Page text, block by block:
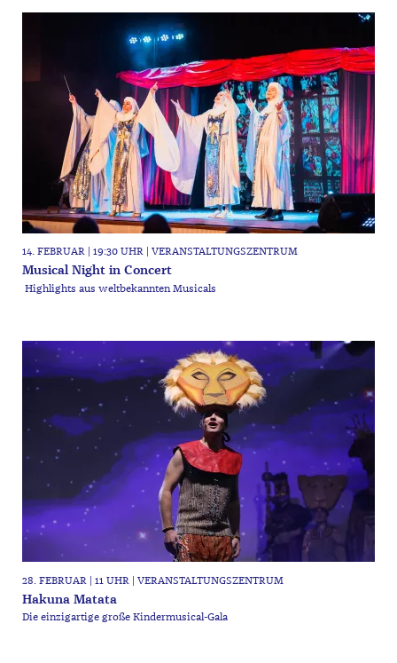
14. FEBRUAR | 19:30 UHR | VERANSTALTUNGSZENTRUM
Musical Night in Concert
Highlights aus weltbekannten Musicals
28. FEBRUAR | 11 UHR | VERANSTALTUNGSZENTRUM
Hakuna Matata
Die einzigartige große Kindermusical-Gala